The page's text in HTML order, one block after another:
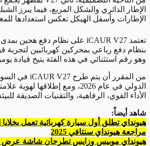
الإطار الدائري والشكل المربع، فيما يبرز
الإطارات وأسفل الهيكل تعكس استعدادها
وهو رقم استثنائي في هذه الفئة يتيح
الأداء القوي، الرفاهية، والتقنيات الصديقة
شاهد أيضاً:
هيونداي تطلق أول سيارة كهربائية تعمل
مراجعة هيونداي سنتافي 2025
هيونداي موبيس وزايس تطرحان شاشة عرض